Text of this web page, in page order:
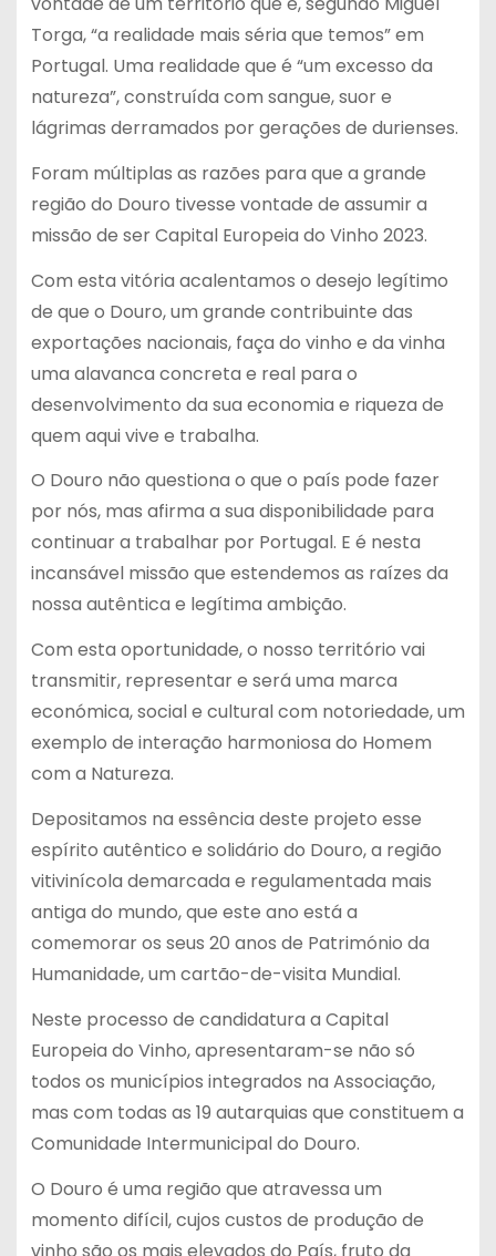
Torga, “a realidade mais séria que temos” em
Portugal. Uma realidade que é “um excesso da
natureza”, construída com sangue, suor e
lágrimas derramados por gerações de durienses.
Foram múltiplas as razões para que a grande
região do Douro tivesse vontade de assumir a
missão de ser Capital Europeia do Vinho 2023.
Com esta vitória acalentamos o desejo legítimo
de que o Douro, um grande contribuinte das
exportações nacionais, faça do vinho e da vinha
uma alavanca concreta e real para o
desenvolvimento da sua economia e riqueza de
quem aqui vive e trabalha.
O Douro não questiona o que o país pode fazer
por nós, mas afirma a sua disponibilidade para
continuar a trabalhar por Portugal. E é nesta
incansável missão que estendemos as raízes da
nossa autêntica e legítima ambição.
Com esta oportunidade, o nosso território vai
transmitir, representar e será uma marca
económica, social e cultural com notoriedade, um
exemplo de interação harmoniosa do Homem
com a Natureza.
Depositamos na essência deste projeto esse
espírito autêntico e solidário do Douro, a região
vitivinícola demarcada e regulamentada mais
antiga do mundo, que este ano está a
comemorar os seus 20 anos de Património da
Humanidade, um cartão-de-visita Mundial.
Neste processo de candidatura a Capital
Europeia do Vinho, apresentaram-se não só
todos os municípios integrados na Associação,
mas com todas as 19 autarquias que constituem a
Comunidade Intermunicipal do Douro.
O Douro é uma região que atravessa um
momento difícil, cujos custos de produção de
vinho são os mais elevados do País, fruto da